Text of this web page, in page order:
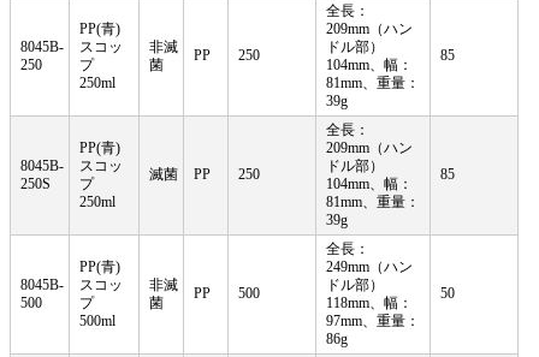
8045B-
250
PP(青)
スコッ
プ
250ml
非滅
菌
PP 250
全長：
209mm（ハン
ドル部）
104mm、幅：
81mm、 重量：
39g
85
8045B-
250S
PP(青)
スコッ
プ
250ml
滅菌 PP 250
全長：
209mm（ハン
ドル部）
104mm、幅：
81mm、 重量：
39g
85
8045B-
500
PP(青)
スコッ
プ
500ml
非滅
菌
PP 500
全長：
249mm（ハン
ドル部）
118mm、幅：
97mm、 重量：
86g
50